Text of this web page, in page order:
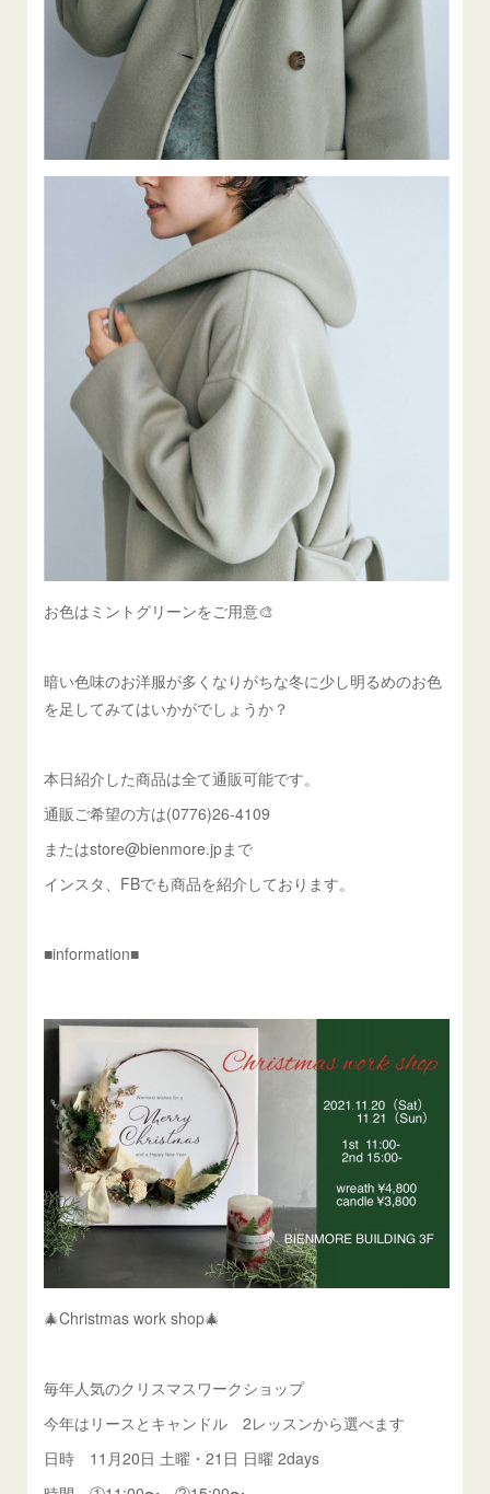
お色はミントグリーンをご用意🎨
暗い色味のお洋服が多くなりがちな冬に少し明るめのお色
を足してみてはいかがでしょうか？
本日紹介した商品は全て通販可能です。
通販ご希望の方は(0776)26-4109
またはstore@bienmore.jpまで
インスタ、FBでも商品を紹介しております。
■information■
🎄Christmas work shop🎄
毎年人気のクリスマスワークショップ
今年はリースとキャンドル 2レッスンから選べます
日時 11月20日 土曜・21日 日曜 2days